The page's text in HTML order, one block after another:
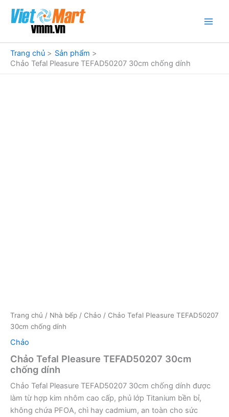
dung
Trang chủ
Sản phẩm
Chảo Tefal Pleasure TEFAD50207 30cm chống dính
Trang chủ / Nhà bếp / Chảo / Chảo Tefal Pleasure TEFAD50207
30cm chống dính
Chảo
Chảo Tefal Pleasure TEFAD50207 30cm
chống dính
Chảo Tefal Pleasure TEFAD50207 30cm chống dính được
làm từ hợp kim nhôm cao cấp, phủ lớp Titanium bền bỉ,
không chứa PFOA, chì hay cadmium, an toàn cho sức